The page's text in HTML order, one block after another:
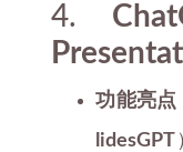
4.
功能亮点
lidesGPT